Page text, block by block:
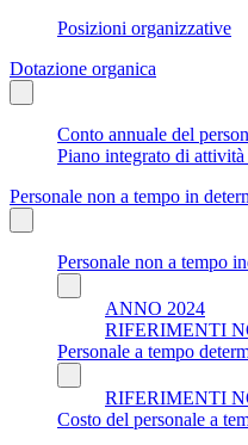
Posizioni organizzative
Dotazione organica
Conto annuale del
Piano integrato di
Personale non a tempo in
Personale non a tempo
ANNO 2024
RIFERIMENTI
Personale a tempo
RIFERIMENTI
Costo del personale a